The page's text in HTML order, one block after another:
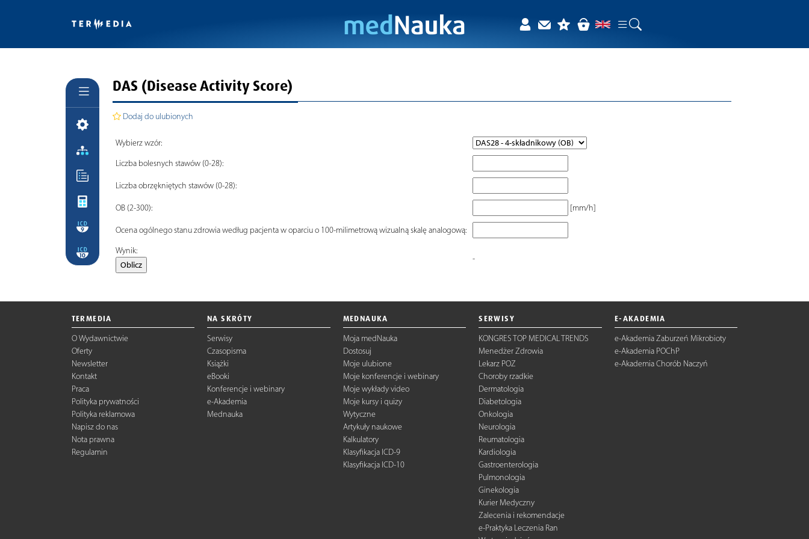
DAS (Disease Activity Score)
Dodaj do ulubionych
Wybierz wzór:
Liczba bolesnych stawów (0-28):
Liczba obrzękniętych stawów (0-28):
OB (2-300): [mm/h]
Ocena ogólnego stanu zdrowia według pacjenta w oparciu o 100-milimetrową wizualną skalę analogową:
Wynik:
-
TERMEDIA
O Wydawnictwie
Oferty
Newsletter
Kontakt
Praca
Polityka prywatności
Polityka reklamowa
Napisz do nas
Nota prawna
Regulamin
NA SKRÓTY
Serwisy
Czasopisma
Książki
eBooki
Konferencje i webinary
e-Akademia
Mednauka
MEDNAUKA
Moja medNauka
Dostosuj
Moje ulubione
Moje konferencje i webinary
Moje wykłady video
Moje kursy i quizy
Wytyczne
Artykuły naukowe
Kalkulatory
Klasyfikacja ICD-9
Klasyfikacja ICD-10
SERWISY
KONGRES TOP MEDICAL TRENDS
Menedżer Zdrowia
Lekarz POZ
Choroby rzadkie
Dermatologia
Diabetologia
Onkologia
Neurologia
Reumatologia
Kardiologia
Gastroenterologia
Pulmonologia
Ginekologia
Kurier Medyczny
Zalecenia i rekomendacje
e-Praktyka Leczenia Ran
E-AKADEMIA
e-Akademia Zaburzeń Mikrobioty
e-Akademia POChP
e-Akademia Chorób Naczyń